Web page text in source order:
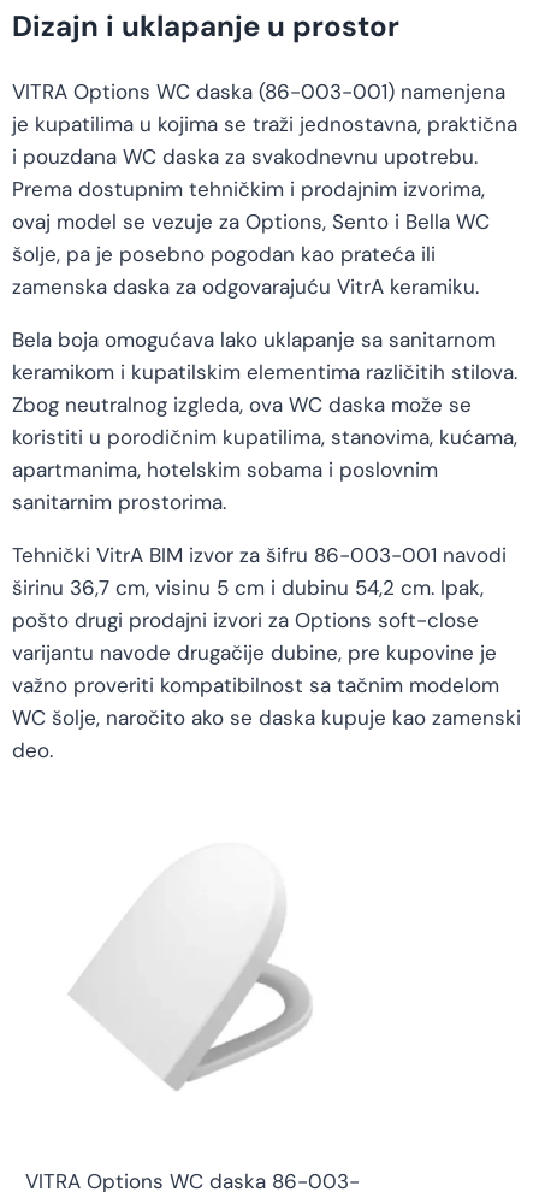
Dizajn i uklapanje u prostor
VITRA Options WC daska (86-003-001) namenjena
je kupatilima u kojima se traži jednostavna, praktična
i pouzdana WC daska za svakodnevnu upotrebu.
Prema dostupnim tehničkim i prodajnim izvorima,
ovaj model se vezuje za Options, Sento i Bella WC
šolje, pa je posebno pogodan kao prateća ili
zamenska daska za odgovarajuću VitrA keramiku.
Bela boja omogućava lako uklapanje sa sanitarnom
keramikom i kupatilskim elementima različitih stilova.
Zbog neutralnog izgleda, ova WC daska može se
koristiti u porodičnim kupatilima, stanovima, kućama,
apartmanima, hotelskim sobama i poslovnim
sanitarnim prostorima.
Tehnički VitrA BIM izvor za šifru 86-003-001 navodi
širinu 36,7 cm, visinu 5 cm i dubinu 54,2 cm. Ipak,
pošto drugi prodajni izvori za Options soft-close
varijantu navode drugačije dubine, pre kupovine je
važno proveriti kompatibilnost sa tačnim modelom
WC šolje, naročito ako se daska kupuje kao zamenski
deo.
VITRA Options WC daska 86-003-